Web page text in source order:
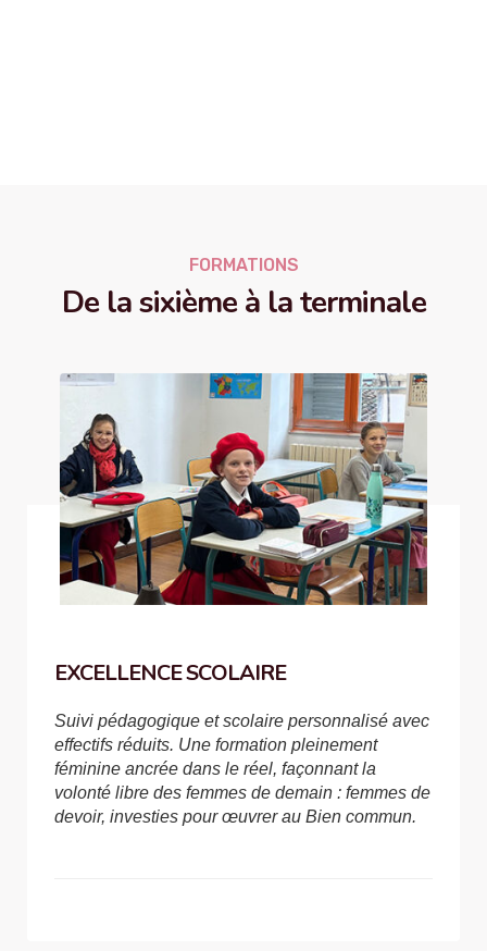
FORMATIONS
De la sixième à la terminale
EXCELLENCE SCOLAIRE
Suivi pédagogique et scolaire personnalisé avec
effectifs réduits. Une formation pleinement
féminine ancrée dans le réel, façonnant la
volonté libre des femmes de demain : femmes de
devoir, investies pour œuvrer au Bien commun.